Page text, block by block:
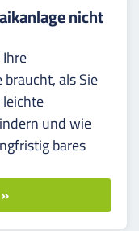
nicht
als Sie
und wie
bares